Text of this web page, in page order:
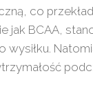
co
jak BCAA,